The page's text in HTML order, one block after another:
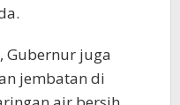
Gubernur juga
jembatan di